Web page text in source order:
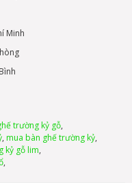
Minh
trường kỷ gỗ,
, mua bàn ghế trường kỷ,
kỷ gỗ lim,
,